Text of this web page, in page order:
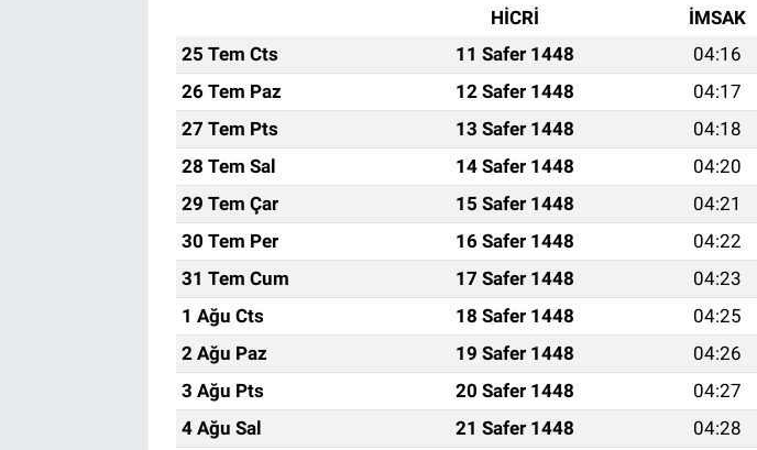
HİCRİ İMSAK
25 Tem Cts
11 Safer 1448 04:16
26 Tem Paz
12 Safer 1448 04:17
27 Tem Pts
13 Safer 1448 04:18
28 Tem Sal
14 Safer 1448 04:20
29 Tem Çar
15 Safer 1448 04:21
30 Tem Per
16 Safer 1448 04:22
31 Tem Cum
17 Safer 1448 04:23
1 Ağu Cts
18 Safer 1448 04:25
2 Ağu Paz
19 Safer 1448 04:26
3 Ağu Pts
20 Safer 1448 04:27
4 Ağu Sal
21 Safer 1448 04:28